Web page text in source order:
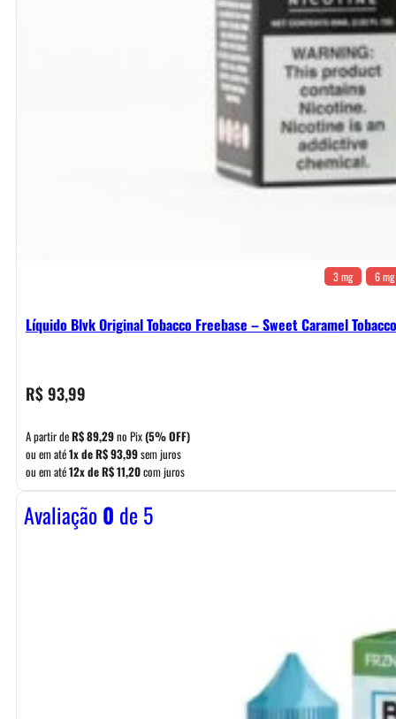
3 mg 6 mg
Líquido Blvk Original Tobacco Freebase – Sweet Caramel Tobacco
R$93,99
A partir deR$89,29no Pix(5% OFF)
ou em até1x deR$93,99sem juros
ou em até12x deR$11,20com juros
Avaliação0 de 5